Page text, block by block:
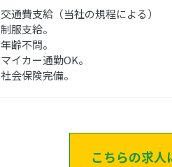
交通費支給（当社の規程による）
制服支給。
年齢不問。
マイカー通勤OK。
社会保険完備。
こちらの求人